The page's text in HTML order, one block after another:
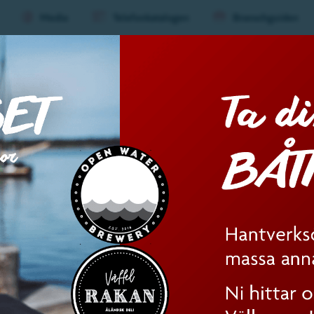
(nivå
1)